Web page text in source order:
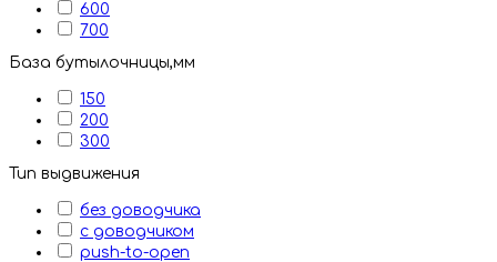
600
700
База бутылочницы,мм
150
200
300
Тип выдвижения
без доводчика
с доводчиком
push-to-open